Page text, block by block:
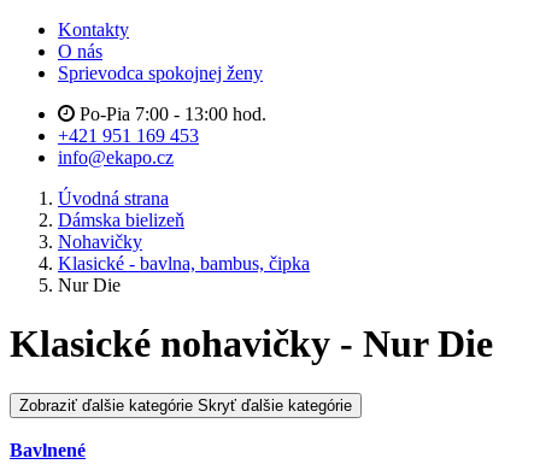
Kontakty
O nás
Sprievodca spokojnej ženy
Po-Pia 7:00 - 13:00 hod.
+421 951 169 453
info@ekapo.cz
Úvodná strana
Dámska bielizeň
Nohavičky
Klasické - bavlna, bambus, čipka
Nur Die
Klasické nohavičky - Nur Die
Zobraziť ďalšie kategórie Skryť ďalšie kategórie
Bavlnené